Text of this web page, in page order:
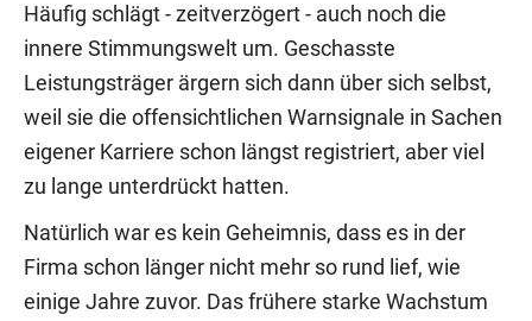
Häufig schlägt - zeitverzögert - auch noch die
innere Stimmungswelt um. Geschasste
Leistungsträger ärgern sich dann über sich selbst,
weil sie die offensichtlichen Warnsignale in Sachen
eigener Karriere schon längst registriert, aber viel
zu lange unterdrückt hatten.
Natürlich war es kein Geheimnis, dass es in der
Firma schon länger nicht mehr so rund lief, wie
einige Jahre zuvor. Das frühere starke Wachstum